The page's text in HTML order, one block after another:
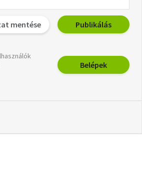
mentése Publikálás
Belépek